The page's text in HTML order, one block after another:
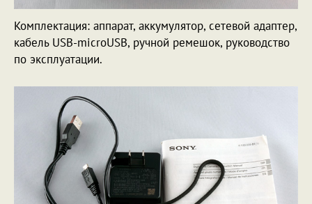
Комплектация: аппарат, аккумулятор, сетевой адаптер,
кабель USB-microUSB, ручной ремешок, руководство
по эксплуатации.